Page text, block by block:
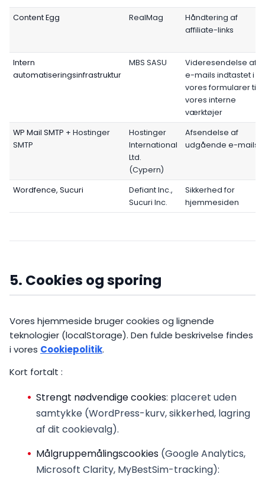
Content Egg RealMag
Håndtering af
affiliate-links
Intern
automatiseringsinfrastruktur
MBS SASU
Videresendelse af
e-mails indtastet i
vores formularer til
vores interne
værktøjer
WP Mail SMTP + Hostinger
SMTP
Hostinger
International
Ltd.
(Cypern)
Afsendelse af
udgående e-mails
Wordfence, Sucuri
Defiant Inc.,
Sucuri Inc.
Sikkerhed for
hjemmesiden
5. Cookies og sporing
Vores hjemmeside bruger cookies og lignende
teknologier (localStorage). Den fulde beskrivelse findes
i vores Cookiepolitik.
Kort fortalt :
Strengt nødvendige cookies: placeret uden
samtykke (WordPress-kurv, sikkerhed, lagring
af dit cookievalg).
Målgruppemålingscookies (Google Analytics,
Microsoft Clarity, MyBestSim-tracking):